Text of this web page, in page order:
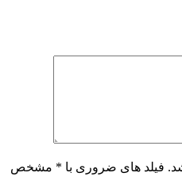
شد. فیلد های ضروری با * مشخص